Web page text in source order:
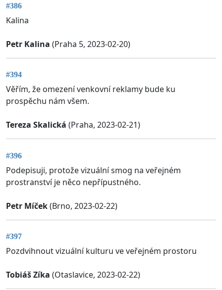
#386
Kalina
Petr Kalina (Praha 5, 2023-02-20)
#394
Věřím, že omezení venkovní reklamy bude ku
prospěchu nám všem.
Tereza Skalická (Praha, 2023-02-21)
#396
Podepisuji, protože vizuální smog na veřejném
prostranství je něco nepřípustného.
Petr Míček(Brno, 2023-02-22)
#397
Pozdvihnout vizuální kulturu ve veřejném prostoru
Tobiáš Zíka (Otaslavice, 2023-02-22)